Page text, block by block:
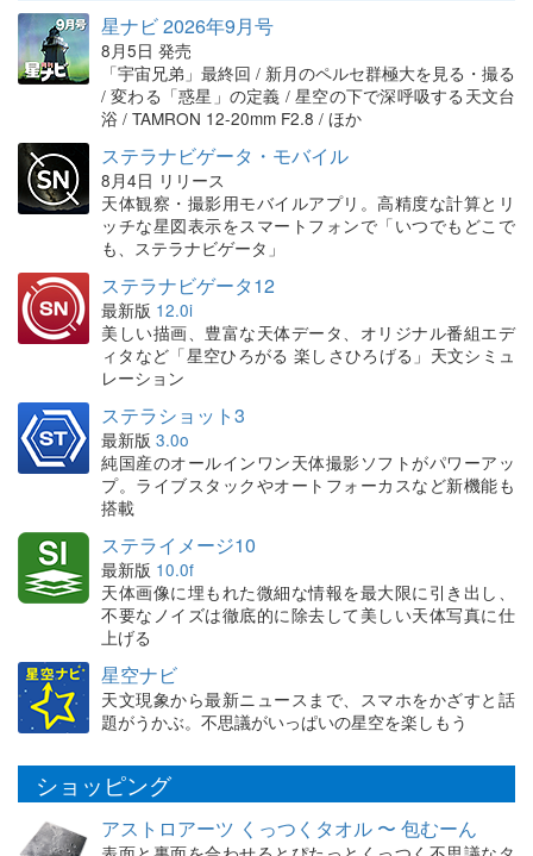
星ナビ 2026年9月号
8月5日 発売
「宇宙兄弟」最終回 / 新月のペルセ群極大を見る・撮る
/ 変わる「惑星」の定義 / 星空の下で深呼吸する天文台
浴 / TAMRON 12-20mm F2.8 / ほか
ステラナビゲータ・モバイル
8月4日 リリース
天体観察・撮影用モバイルアプリ。高精度な計算とリ
ッチな星図表示をスマートフォンで「いつでもどこで
も、ステラナビゲータ」
ステラナビゲータ12
最新版 12.0i
美しい描画、豊富な天体データ、オリジナル番組エデ
ィタなど「星空ひろがる 楽しさひろげる」天文シミュ
レーション
ステラショット3
最新版 3.0o
純国産のオールインワン天体撮影ソフトがパワーアッ
プ。ライブスタックやオートフォーカスなど新機能も
搭載
ステライメージ10
最新版 10.0f
天体画像に埋もれた微細な情報を最大限に引き出し、
不要なノイズは徹底的に除去して美しい天体写真に仕
上げる
星空ナビ
天文現象から最新ニュースまで、スマホをかざすと話
題がうかぶ。不思議がいっぱいの星空を楽しもう
ショッピング
アストロアーツ くっつくタオル 〜 包むーん